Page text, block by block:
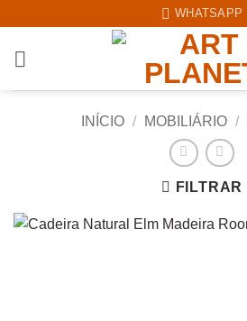
content
WHATSAPP
INÍCIO / MOBILIÁRIO /
FILTRAR